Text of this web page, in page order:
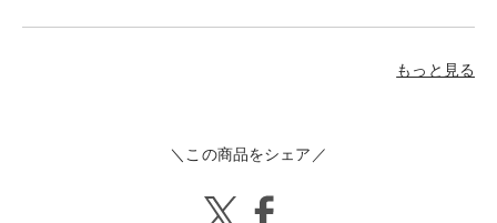
もっと見る
＼この商品をシェア／